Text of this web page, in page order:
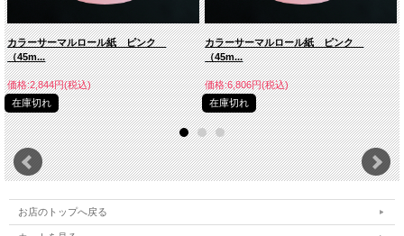
カラーサーマルロール紙 ピンク
（45m...
価格:2,844円(税込)
在庫切れ
カラーサーマルロール紙 ピンク
（45m...
価格:6,806円(税込)
在庫切れ
お店のトップへ戻る